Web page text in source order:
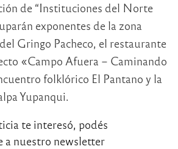
de “Instituciones del Norte
exponentes de la zona
Gringo Pacheco, el restaurante
«Campo Afuera – Caminando
folklórico El Pantano y la
Yupanqui.
te interesó, podés
a nuestro newsletter